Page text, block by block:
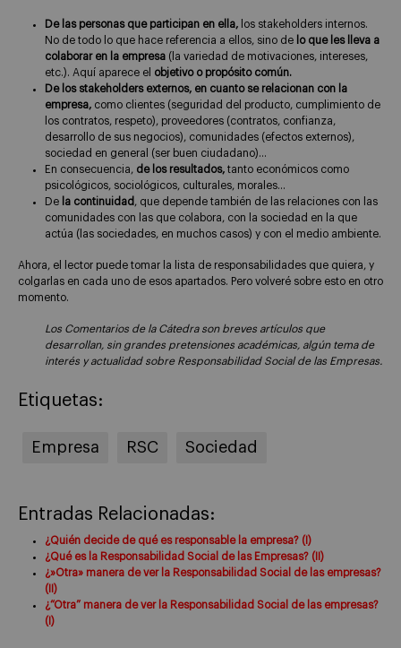
De las personas que participan en ella, los stakeholders internos.
No de todo lo que hace referencia a ellos, sino de lo que les lleva a
colaborar en la empresa (la variedad de motivaciones, intereses,
etc.). Aquí aparece el objetivo o propósito común.
De los stakeholders externos, en cuanto se relacionan con la
empresa, como clientes (seguridad del producto, cumplimiento de
los contratos, respeto), proveedores (contratos, confianza,
desarrollo de sus negocios), comunidades (efectos externos),
sociedad en general (ser buen ciudadano)…
En consecuencia, de los resultados, tanto económicos como
psicológicos, sociológicos, culturales, morales…
De la continuidad , que depende también de las relaciones con las
comunidades con las que colabora, con la sociedad en la que
actúa (las sociedades, en muchos casos) y con el medio ambiente.
Ahora, el lector puede tomar la lista de responsabilidades que quiera, y
colgarlas en cada uno de esos apartados. Pero volveré sobre esto en otro
momento.
Los Comentarios de la Cátedra son breves artículos que
desarrollan, sin grandes pretensiones académicas, algún tema de
interés y actualidad sobre Responsabilidad Social de las Empresas.
Etiquetas:
Empresa RSC Sociedad
Entradas Relacionadas:
¿Quién decide de qué es responsable la empresa? (I)
¿Qué es la Responsabilidad Social de las Empresas? (II)
¿»Otra» manera de ver la Responsabilidad Social de las empresas?
(II)
¿“Otra” manera de ver la Responsabilidad Social de las empresas?
(I)